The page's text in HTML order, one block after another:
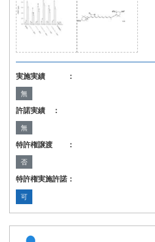
実施実績 ：
無
許諾実績 ：
無
特許権譲渡 ：
否
特許権実施許諾：
可